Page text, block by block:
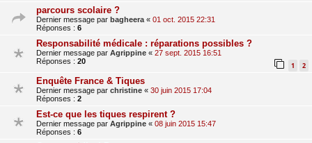
parcours scolaire ?
Dernier message par bagheera« 01 oct. 2015 22:31
Réponses : 6
Responsabilité médicale : réparations possibles ?
Dernier message par Agrippine « 27 sept. 2015 16:51
Réponses : 20 1 2
Enquête France & Tiques
Dernier message par christine « 30 juin 2015 17:04
Réponses : 2
Est-ce que les tiques respirent ?
Dernier message par Agrippine « 08 juin 2015 15:47
Réponses : 6